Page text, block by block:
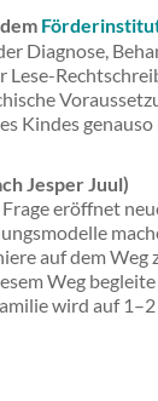
Diagnose,
Kindes
Jesper Juul)
eröffnet
auf dem
Weg begleite
wird auf